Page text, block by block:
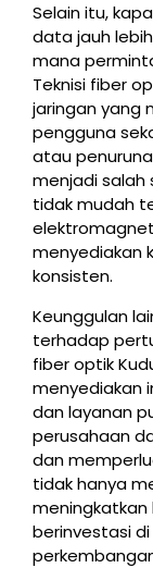
Selain itu,
data jauh
mana
Teknisi fiber
jaringan yang
pengguna
atau
menjadi salah
tidak mudah
menyediakan
konsisten.
Keunggulan
terhadap
fiber optik
menyediakan
dan layanan
perusahaan
dan
tidak hanya
berinvestasi